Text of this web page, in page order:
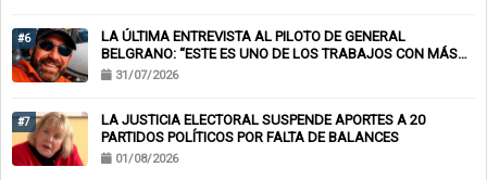
#6
LA ÚLTIMA ENTREVISTA AL PILOTO DE GENERAL
BELGRANO: “ESTE ES UNO DE LOS TRABAJOS CON MÁS
RIESGO”
31/07/2026
#7
LA JUSTICIA ELECTORAL SUSPENDE APORTES A 20
PARTIDOS POLÍTICOS POR FALTA DE BALANCES
01/08/2026